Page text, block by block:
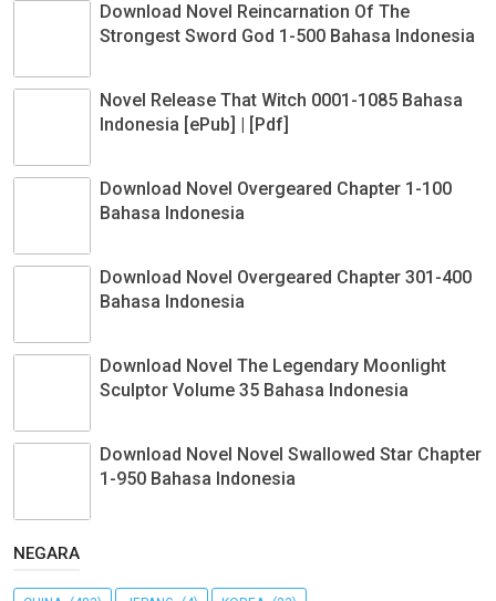
Download Novel Reincarnation Of The
Strongest Sword God 1-500 Bahasa Indonesia
Novel Release That Witch 0001-1085 Bahasa
Indonesia [ePub] | [Pdf]
Download Novel Overgeared Chapter 1-100
Bahasa Indonesia
Download Novel Overgeared Chapter 301-400
Bahasa Indonesia
Download Novel The Legendary Moonlight
Sculptor Volume 35 Bahasa Indonesia
Download Novel Novel Swallowed Star Chapter
1-950 Bahasa Indonesia
NEGARA